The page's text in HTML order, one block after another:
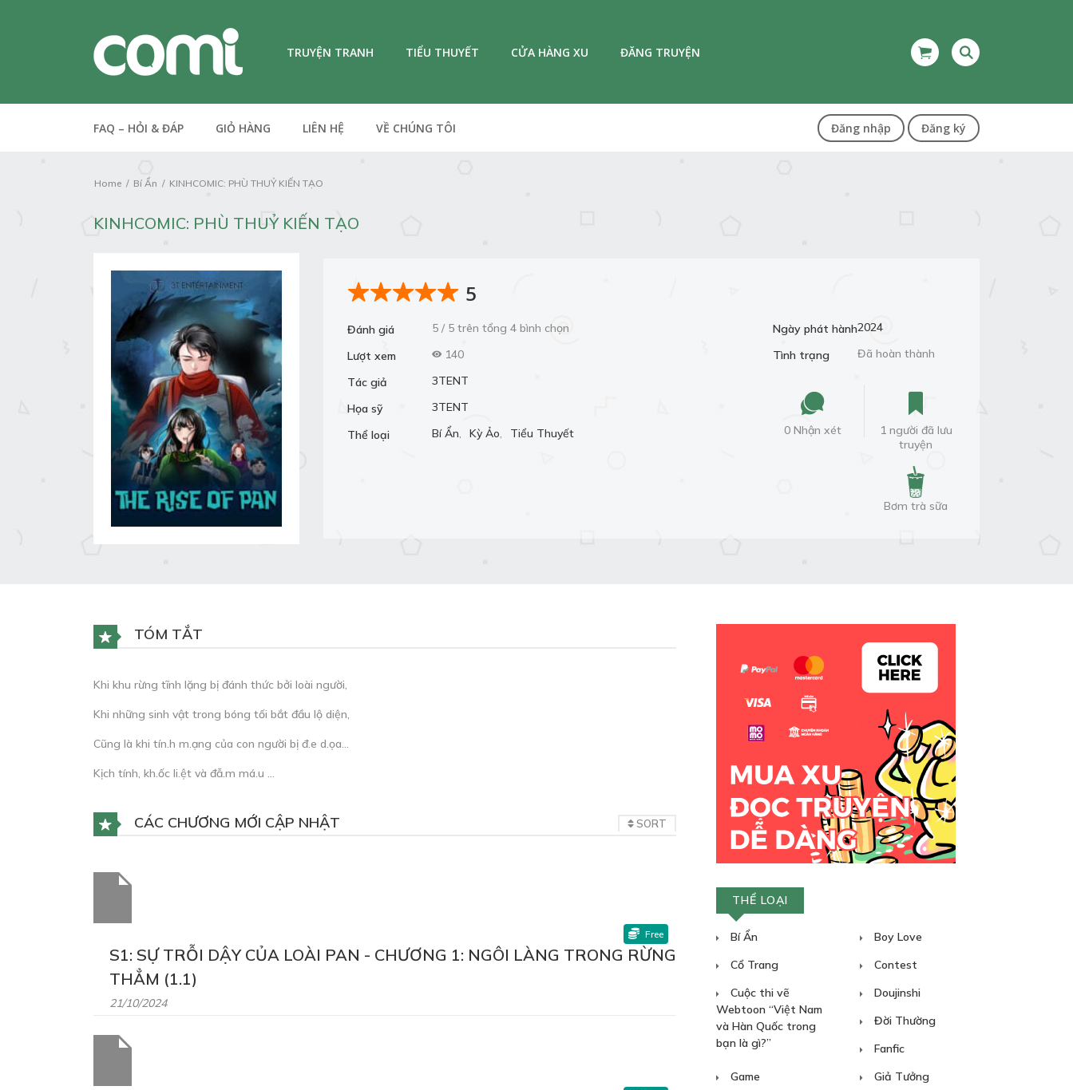
TRUYỆN TRANH TIỂU THUYẾT CỬA HÀNG XU ĐĂNG TRUYỆN
FAQ – HỎI & ĐÁP GIỎ HÀNG LIÊN HỆ VỀ CHÚNG TÔI Đăng nhập Đăng ký
Home Bí Ẩn KINHCOMIC: PHÙ THUỶ KIẾN TẠO
KINHCOMIC: PHÙ THUỶ KIẾN TẠO
5
Đánh giá
5 / 5 trên tổng 4 bình chọn
Lượt xem
140
Tác giả
3TENT
Họa sỹ
3TENT
Thể loại
Bí Ẩn, Kỳ Ảo, Tiểu Thuyết
Ngày phát hành2024
Tình trạng
Đã hoàn thành
0 Nhận xét
1 người đã lưu
truyện
Bơm trà sữa
TÓM TẮT
Khi khu rừng tĩnh lặng bị đánh thức bởi loài người,
Khi những sinh vật trong bóng tối bắt đầu lộ diện,
Cũng là khi tín.h m.ạng của con người bị đ.e d.ọa…
Kịch tính, kh.ốc li.ệt và đẫ.m má.u …
CÁC CHƯƠNG MỚI CẬP NHẬT SORT
S1: SỰ TRỖI DẬY CỦA LOÀI PAN - CHƯƠNG 1: NGÔI LÀNG TRONG RỪNG
THẲM (1.1)
21/10/2024
Free
THỂ LOẠI
Bí Ẩn
Boy Love
Cổ Trang
Contest
Cuộc thi vẽ
Webtoon “Việt Nam
và Hàn Quốc trong
bạn là gì?”
Doujinshi
Đời Thường
Fanfic
Game
Giả Tưởng